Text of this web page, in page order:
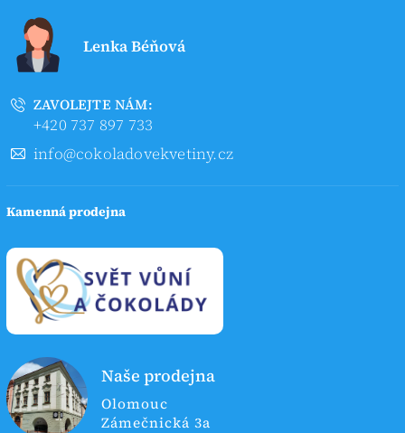
Lenka Béňová
ZAVOLEJTE NÁM:
+420 737 897 733
info@cokoladovekvetiny.cz
Kamenná prodejna
Naše prodejna
Olomouc
Zámečnická 3a